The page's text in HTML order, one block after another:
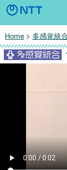
Home > 多感覚統